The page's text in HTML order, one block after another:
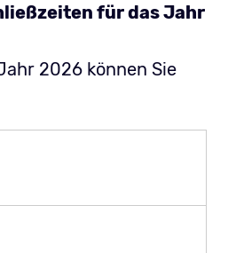
für das Jahr
2026 können Sie